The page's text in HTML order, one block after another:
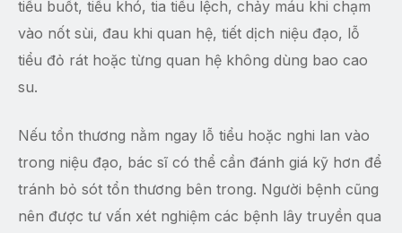
tiểu buốt, tiểu khó, tia tiểu lệch, chảy máu khi chạm
vào nốt sùi, đau khi quan hệ, tiết dịch niệu đạo, lỗ
tiểu đỏ rát hoặc từng quan hệ không dùng bao cao
su.
Nếu tổn thương nằm ngay lỗ tiểu hoặc nghi lan vào
trong niệu đạo, bác sĩ có thể cần đánh giá kỹ hơn để
tránh bỏ sót tổn thương bên trong. Người bệnh cũng
nên được tư vấn xét nghiệm các bệnh lây truyền qua